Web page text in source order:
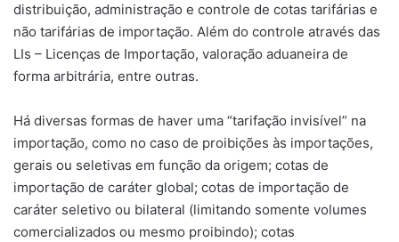
distribuição, administração e controle de cotas tarifárias e
não tarifárias de importação. Além do controle através das
LIs – Licenças de Importação, valoração aduaneira de
forma arbitrária, entre outras.
Há diversas formas de haver uma “tarifação invisível” na
importação, como no caso de proibições às importações,
gerais ou seletivas em função da origem; cotas de
importação de caráter global; cotas de importação de
caráter seletivo ou bilateral (limitando somente volumes
comercializados ou mesmo proibindo); cotas